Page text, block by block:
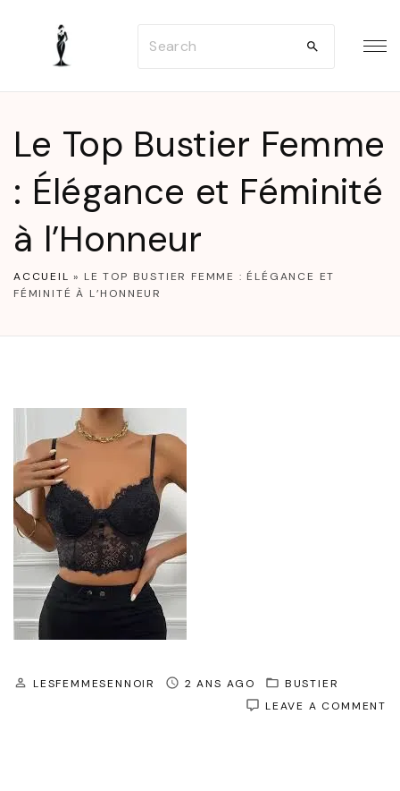
c
f
Le Top Bustier Femme
: Élégance et Féminité
à l’Honneur
ACCUEIL » LE TOP BUSTIER FEMME : ÉLÉGANCE ET
FÉMINITÉ À L’HONNEUR
LESFEMMESENNOIR 2 ANS AGO
BUSTIER
LEAVE A COMMENT